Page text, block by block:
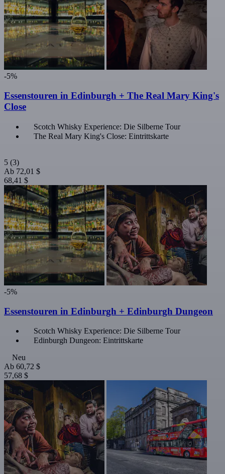
-5%
Essenstouren in Edinburgh + The Real Mary King's
Close
Scotch Whisky Experience: Die Silberne Tour
The Real Mary King's Close: Eintrittskarte
5 (3)
Ab 72,01 $
68,41 $
-5%
Essenstouren in Edinburgh + Edinburgh Dungeon
Scotch Whisky Experience: Die Silberne Tour
Edinburgh Dungeon: Eintrittskarte
Neu
Ab 60,72 $
57,68 $